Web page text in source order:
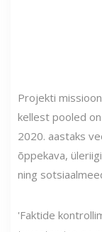
Projekti
kellest pooled
2020. aastaks
õppekava,
ning
'Faktide